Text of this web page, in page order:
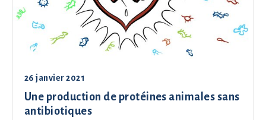
26 janvier 2021
Une production de protéines animales sans
antibiotiques